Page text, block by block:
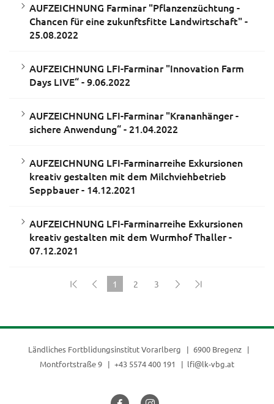
AUFZEICHNUNG Farminar "Pflanzenzüchtung -
Chancen für eine zukunftsfitte Landwirtschaft" -
25.08.2022
AUFZEICHNUNG LFI-Farminar "Innovation Farm
Days LIVE“ - 9.06.2022
AUFZEICHNUNG LFI-Farminar "Krananhänger -
sichere Anwendung“ - 21.04.2022
AUFZEICHNUNG LFI-Farminarreihe Exkursionen
kreativ gestalten mit dem Milchviehbetrieb
Seppbauer - 14.12.2021
AUFZEICHNUNG LFI-Farminarreihe Exkursionen
kreativ gestalten mit dem Wurmhof Thaller -
07.12.2021
1
2 3
Ländliches Fortblidungsinstitut Vorarlberg
6900 Bregenz
Montfortstraße 9
+43 5574 400 191 lfi@lk-vbg.at